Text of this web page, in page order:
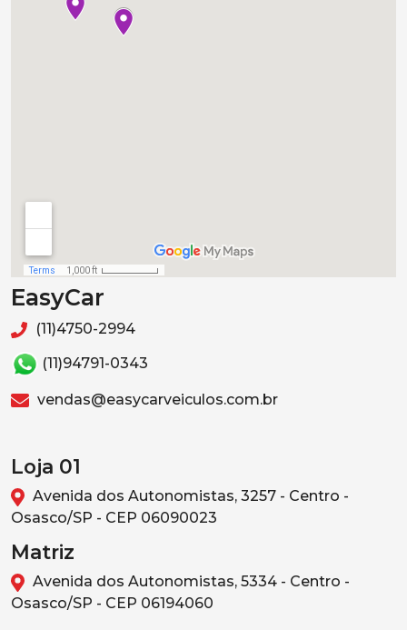
EasyCar
(11)4750-2994
(11)94791-0343
vendas@easycarveiculos.com.br
Loja 01
Avenida dos Autonomistas, 3257 - Centro -
Osasco/SP - CEP 06090023
Matriz
Avenida dos Autonomistas, 5334 - Centro -
Osasco/SP - CEP 06194060